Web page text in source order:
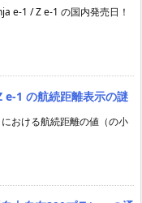
e-1 / Z e-1 の国内発売日！
1 の航続距離表示の謎
おける航続距離の値（の小